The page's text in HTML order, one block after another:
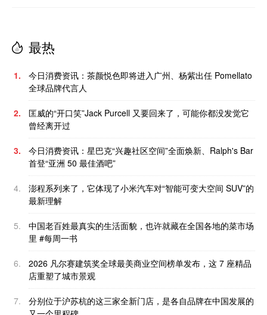
最热
1.
今日消费资讯：茶颜悦色即将进入广州、杨紫出任 Pomellato
全球品牌代言人
2.
匡威的“开口笑”Jack Purcell 又要回来了，可能你都没发觉它
曾经离开过
3.
今日消费资讯：星巴克“兴趣社区空间”全面焕新、Ralph's Bar
首登“亚洲 50 最佳酒吧”
4.
澎程系列来了，它体现了小米汽车对“智能可变大空间 SUV”的
最新理解
5.
中国老百姓最真实的生活面貌，也许就藏在全国各地的菜市场
里 #每周一书
6.
2026 凡尔赛建筑奖全球最美商业空间榜单发布，这 7 座精品
店重塑了城市景观
7.
分别位于沪苏杭的这三家全新门店，是各自品牌在中国发展的